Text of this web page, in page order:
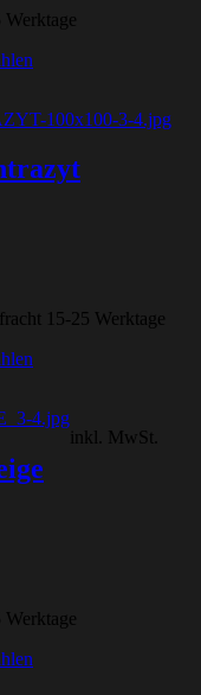
15-25 Werktage
inkl. MwSt.